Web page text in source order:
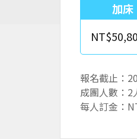
加床
報名截止：
成團人數：2
每人訂金：